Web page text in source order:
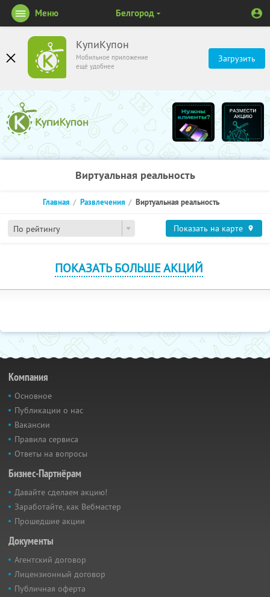
КупиКупон
Мобильное приложение
ещё удобнее
Загрузить
Меню Белгород
Виртуальная реальность
По рейтингу
Главная Развлечения Виртуальная реальность
Показать на карте
ПОКАЗАТЬ БОЛЬШЕ АКЦИЙ
Компания
Основное
Публикации о нас
Вакансии
Правила сервиса
Ответы на вопросы
Бизнес-Партнёрам
Давайте сделаем акцию!
Заработайте, как Вебмастер
Прошедшие акции
Документы
Агентский договор
Лицензионный договор
Публичная оферта